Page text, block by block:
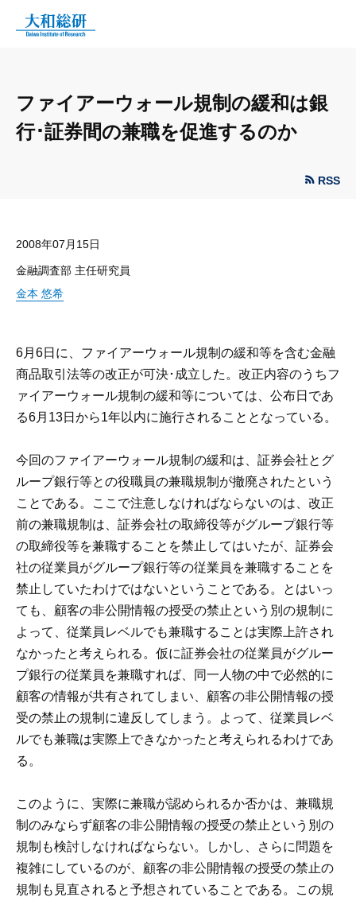
ファイアーウォール規制の緩和は銀
行･証券間の兼職を促進するのか
RSS
2008年07月15日
金融調査部 主任研究員
金本 悠希
6月6日に、ファイアーウォール規制の緩和等を含む金融
商品取引法等の改正が可決･成立した。改正内容のうちフ
ァイアーウォール規制の緩和等については、公布日であ
る6月13日から1年以内に施行されることとなっている。
今回のファイアーウォール規制の緩和は、証券会社とグ
ループ銀行等との役職員の兼職規制が撤廃されたという
ことである。ここで注意しなければならないのは、改正
前の兼職規制は、証券会社の取締役等がグループ銀行等
の取締役等を兼職することを禁止してはいたが、証券会
社の従業員がグループ銀行等の従業員を兼職することを
禁止していたわけではないということである。とはいっ
ても、顧客の非公開情報の授受の禁止という別の規制に
よって、従業員レベルでも兼職することは実際上許され
なかったと考えられる。仮に証券会社の従業員がグルー
プ銀行の従業員を兼職すれば、同一人物の中で必然的に
顧客の情報が共有されてしまい、顧客の非公開情報の授
受の禁止の規制に違反してしまう。よって、従業員レベ
ルでも兼職は実際上できなかったと考えられるわけであ
る。
このように、実際に兼職が認められるか否かは、兼職規
制のみならず顧客の非公開情報の授受の禁止という別の
規制も検討しなければならない。しかし、さらに問題を
複雑にしているのが、顧客の非公開情報の授受の禁止の
規制も見直されると予想されていることである。この規